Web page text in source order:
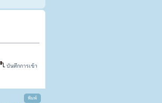
บันทึกการเข้า
พิมพ์